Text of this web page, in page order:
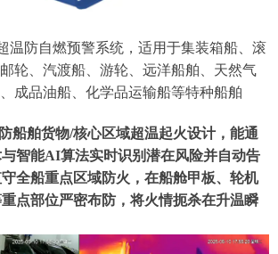
温防自燃预警系统，适用于集装箱船、滚
轮、汽渡船、游轮、远洋船舶、天然气
成品油船、化学品运输船等特种船舶
船舶货物/核心区域超温起火设计，能通
智能AI算法实时识别潜在风险并自动告
全船重点区域防火，在船舱甲板、轮机
点部位严密布防，将火情扼杀在升温瞬